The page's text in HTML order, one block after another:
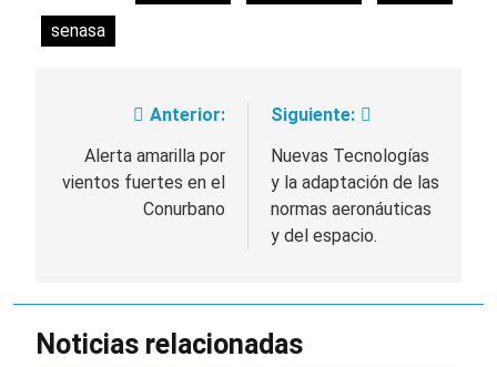
senasa
Navegación
de
entradas
Anterior:
Alerta amarilla por
vientos fuertes en el
Conurbano
Siguiente:
Nuevas Tecnologías
y la adaptación de las
normas aeronáuticas
y del espacio.
Noticias relacionadas